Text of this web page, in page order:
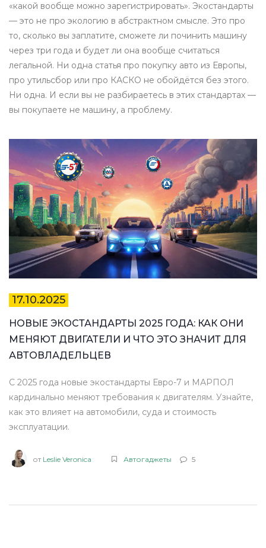
«какой вообще можно зарегистрировать». Экостандарты
— это не про экологию в абстрактном смысле. Это про
то, сколько вы заплатите, сможете ли починить машину
через три года и будет ли она вообще считаться
легальной. Ни одна статья про покупку авто из Европы,
про утильсбор или про КАСКО не обойдётся без этого.
Ни одна. И если вы не разбираетесь в этих стандартах —
вы покупаете не машину, а проблему.
17.10.2025
НОВЫЕ ЭКОСТАНДАРТЫ 2025 ГОДА: КАК ОНИ
МЕНЯЮТ ДВИГАТЕЛИ И ЧТО ЭТО ЗНАЧИТ ДЛЯ
АВТОВЛАДЕЛЬЦЕВ
С 2025 года новые экостандарты Евро-7 и МАРПОЛ
кардинально меняют требования к двигателям. Узнайте,
как это влияет на автомобили, суда и стоимость
эксплуатации.
от Leslie Veronica Автогаджеты 5